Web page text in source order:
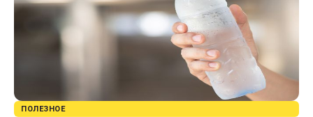
ПОЛЕЗНОЕ